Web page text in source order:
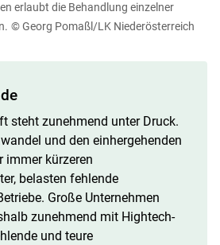
erlaubt die Behandlung einzelner
© Georg Pomaßl/LK Niederösterreich
steht zunehmend unter Druck.
und den einhergehenden
immer kürzeren
belasten fehlende
Große Unternehmen
zunehmend mit Hightech-
und teure